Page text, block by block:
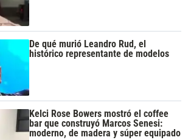
De qué murió Leandro Rud, el
histórico representante de modelos
Kelci Rose Bowers mostró el coffee
bar que construyó Marcos Senesi:
moderno, de madera y súper equipado